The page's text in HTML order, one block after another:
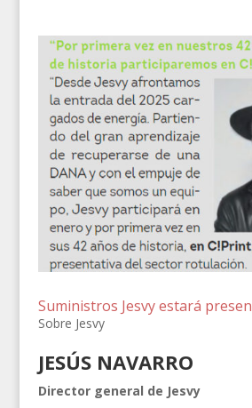
Suministros Jesvy estará
Sobre Jesvy
JESÚS NAVARRO
Director general de Jesvy